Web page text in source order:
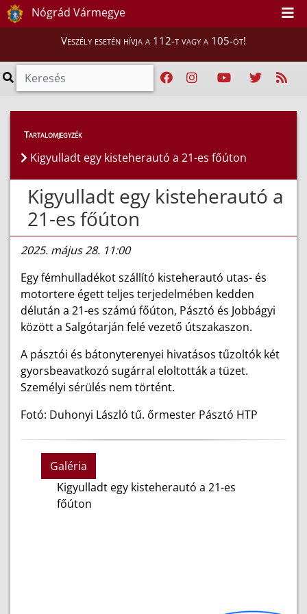
Nógrád Vármegye
Veszély esetén hívja a 112-t vagy a 105-öt!
Híreink > Hírek
Tartalomjegyzék
Kigyulladt egy kisteherautó a 21-es főúton
Kigyulladt egy kisteherautó a
21-es főúton
2025. május 28. 11:00
Egy fémhulladékot szállító kisteherautó utas- és
motortere égett teljes terjedelmében kedden
délután a 21-es számú főúton, Pásztó és Jobbágyi
között a Salgótarján felé vezető útszakaszon.
A pásztói és bátonyterenyei hivatásos tűzoltók két
gyorsbeavatkozó sugárral eloltották a tüzet.
Személyi sérülés nem történt.
Fotó: Duhonyi László tű. őrmester Pásztó HTP
Galéria
Kigyulladt egy kisteherautó a 21-es
főúton